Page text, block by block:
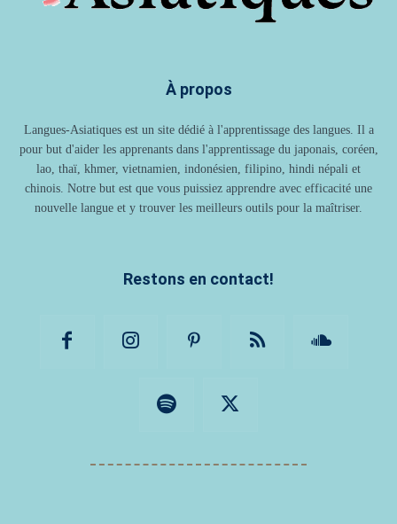
À propos
Langues-Asiatiques est un site dédié à l'apprentissage des langues. Il a
pour but d'aider les apprenants dans l'apprentissage du japonais, coréen,
lao, thaï, khmer, vietnamien, indonésien, filipino, hindi népali et
chinois. Notre but est que vous puissiez apprendre avec efficacité une
nouvelle langue et y trouver les meilleurs outils pour la maîtriser.
Restons en contact!